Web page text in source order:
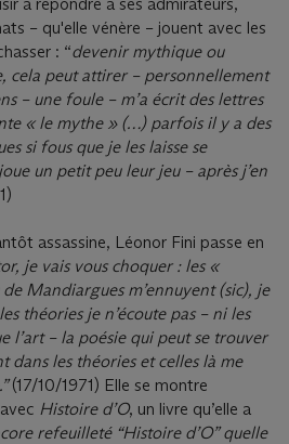
– qu'elle vénère – jouent avec les
: “devenir mythique ou
cela peut attirer – personnellement
– une foule – m’a écrit des lettres
« le mythe » (…) parfois il y a des
si fous que je les laisse se
un petit peu leur jeu – après j’en
assassine, Léonor Fini passe en
je vais vous choquer : les «
Mandiargues m’ennuyent (sic), je
théories je n’écoute pas – ni les
l’art – la poésie qui peut se trouver
dans les théories et celles là me
(17/10/1971) Elle se montre
Histoire d’O, un livre qu’elle a
refeuilleté “Histoire d’O” quelle